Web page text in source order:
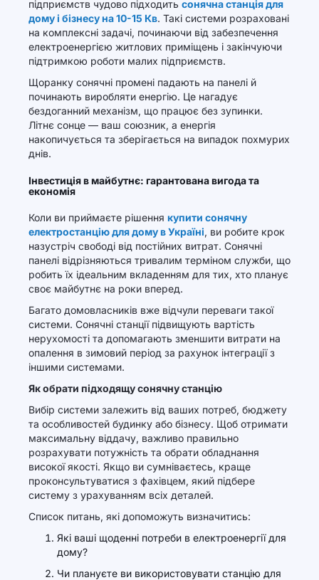
підприємств чудово підходить сонячна станція для
дому і бізнесу на 10-15 Кв. Такі системи розраховані
на комплексні задачі, починаючи від забезпечення
електроенергією житлових приміщень і закінчуючи
підтримкою роботи малих підприємств.
Щоранку сонячні промені падають на панелі й
починають виробляти енергію. Це нагадує
бездоганний механізм, що працює без зупинки.
Літнє сонце — ваш союзник, а енергія
накопичується та зберігається на випадок похмурих
днів.
Інвестиція в майбутнє: гарантована вигода та
економія
Коли ви приймаєте рішення купити сонячну
електростанцію для дому в Україні, ви робите крок
назустріч свободі від постійних витрат. Сонячні
панелі відрізняються тривалим терміном служби, що
робить їх ідеальним вкладенням для тих, хто планує
своє майбутнє на роки вперед.
Багато домовласників вже відчули переваги такої
системи. Сонячні станції підвищують вартість
нерухомості та допомагають зменшити витрати на
опалення в зимовий період за рахунок інтеграції з
іншими системами.
Як обрати підходящу сонячну станцію
Вибір системи залежить від ваших потреб, бюджету
та особливостей будинку або бізнесу. Щоб отримати
максимальну віддачу, важливо правильно
розрахувати потужність та обрати обладнання
високої якості. Якщо ви сумніваєтесь, краще
проконсультуватися з фахівцем, який підбере
систему з урахуванням всіх деталей.
Список питань, які допоможуть визначитись:
Які ваші щоденні потреби в електроенергії для
дому?
Чи плануєте ви використовувати станцію для